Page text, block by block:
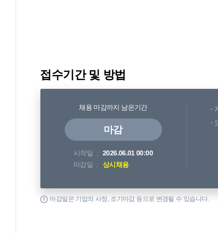
접수기간 및 방법
채용 마감까지 남은기간
마감
시작일
2026.06.01 00:00
마감일
상시채용
마감일은 기업의 사정, 조기마감 등으로 변경될 수 있습니다.